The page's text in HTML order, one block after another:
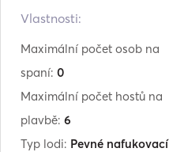
Vlastnosti:
Maximální počet osob na
spaní: 0
Maximální počet hostů na
plavbě: 6
Typ lodi: Pevné nafukovací